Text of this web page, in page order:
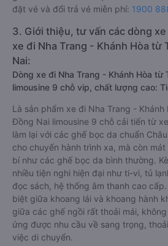
đặt vé và đổi trả vé miễn phí: 1900
3. Giới thiệu, tư vấn các dòng
xe đi Nha Trang - Khánh Hòa từ
Nai:
Dòng xe đi Nha Trang - Khánh Hòa
limousine 9 chỗ vip, chất lượng cao:
Là sản phẩm xe đi Nha Trang -
Đồng Nai limousine 9 chỗ cải tiến từ
làm lại với các ghế bọc da chuẩn
cho chuyến hành trình xa, mà còn
bí như các ghế bọc da bình thường.
nhiều tiện nghi hiện đại như ti-vi, tủ
đọc sách, hệ thống âm thanh cao
biệt giữa khoang lái và khoang hành
giữa các ghế ngồi rất thoải mái,
ứng được nhu cầu về sang trọng,
việc di chuyển.